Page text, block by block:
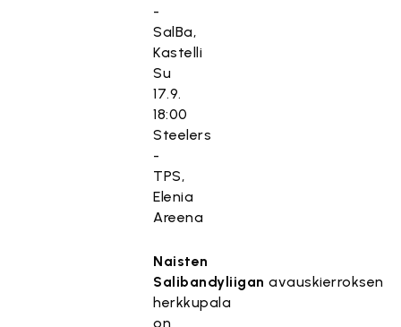
-
SalBa,
Kastelli
Su
17.9.
18:00
Steelers
-
TPS,
Elenia
Areena
Naisten
Salibandyliigan avauskierroksen
herkkupala
on